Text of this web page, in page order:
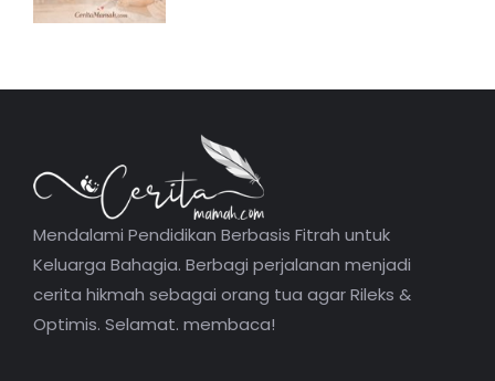
Mendalami Pendidikan Berbasis Fitrah untuk
Keluarga Bahagia. Berbagi perjalanan menjadi
cerita hikmah sebagai orang tua agar Rileks &
Optimis. Selamat. membaca!